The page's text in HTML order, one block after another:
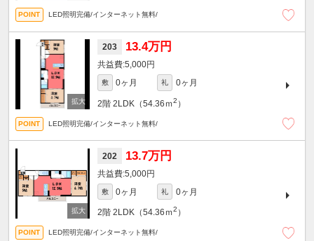
LED照明完備/インターネット無料/
203 13.4万円
5,000円
敷 0ヶ月 礼 0ヶ月
2階 2LDK（54.36ｍ2 ）
LED照明完備/インターネット無料/
202 13.7万円
5,000円
敷 0ヶ月 礼 0ヶ月
2階 2LDK（54.36ｍ2 ）
LED照明完備/インターネット無料/